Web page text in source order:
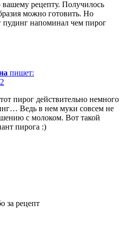
рецепту. Получилось
можно готовить. Но
пудинг напоминал чем пирог
пишет:
пирог действительно немного
Ведь в нем муки совсем не
с молоком. Вот такой
пирога :)
за рецепт